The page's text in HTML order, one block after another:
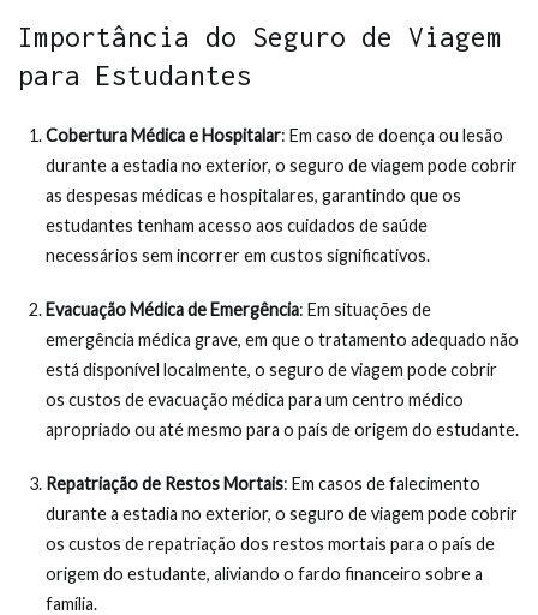
Importância do Seguro de Viagem
para Estudantes
Cobertura Médica e Hospitalar: Em caso de doença ou lesão
durante a estadia no exterior, o seguro de viagem pode cobrir
as despesas médicas e hospitalares, garantindo que os
estudantes tenham acesso aos cuidados de saúde
necessários sem incorrer em custos significativos.
Evacuação Médica de Emergência: Em situações de
emergência médica grave, em que o tratamento adequado não
está disponível localmente, o seguro de viagem pode cobrir
os custos de evacuação médica para um centro médico
apropriado ou até mesmo para o país de origem do estudante.
Repatriação de Restos Mortais: Em casos de falecimento
durante a estadia no exterior, o seguro de viagem pode cobrir
os custos de repatriação dos restos mortais para o país de
origem do estudante, aliviando o fardo financeiro sobre a
família.